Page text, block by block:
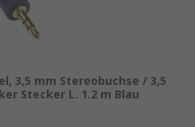
3,5 mm Stereobuchse / 3,5
Stecker L. 1.2 m Blau